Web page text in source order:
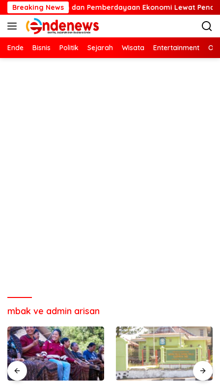
Langsung
ke
konten
Breaking News
Pemberdayaan Ekonomi Lewat Penanaman Bibit Kopi
Ende Bisnis Politik Sejarah Wisata Entertainment
mbak ve admin arisan